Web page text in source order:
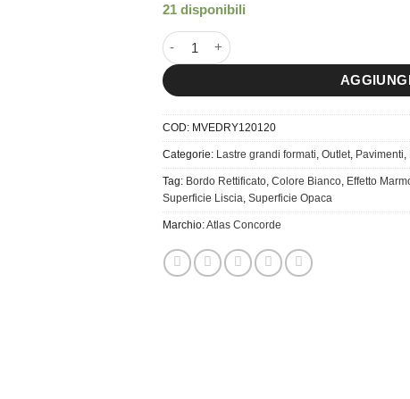
21 disponibili
120x120 Marvel Edge Royal Matt. quantità
COD: MVEDRY120120
Categorie: Lastre grandi formati, Outlet, Pavimenti,
Tag: Bordo Rettificato, Colore Bianco, Effetto
Superficie Liscia, Superficie Opaca
Marchio:Atlas Concorde